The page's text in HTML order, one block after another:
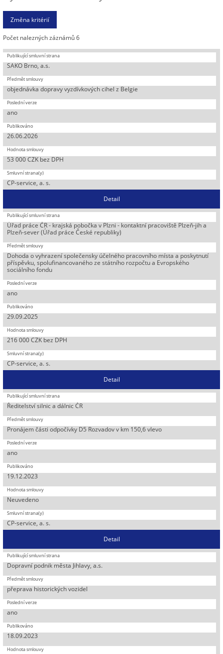
Počet nalezných záznámů 6
SAKO Brno, a.s.
objednávka dopravy vyzdívkových cihel z Belgie
ano
26.06.2026
53 000 CZK bez DPH
CP-service, a. s.
Detail
Úřad práce ČR - krajská pobočka v Plzni - kontaktní pracoviště Plzeň-jih a
Plzeň-sever (Úřad práce České republiky)
Dohoda o vyhrazení společensky účelného pracovního místa a poskytnutí
příspěvku, spolufinancovaného ze státního rozpočtu a Evropského
sociálního fondu
ano
29.09.2025
216 000 CZK bez DPH
CP-service, a. s.
Detail
Ředitelství silnic a dálnic ČR
Pronájem části odpočívky D5 Rozvadov v km 150,6 vlevo
ano
19.12.2023
Neuvedeno
CP-service, a. s.
Detail
Dopravní podnik města Jihlavy, a.s.
přeprava historických vozidel
ano
18.09.2023